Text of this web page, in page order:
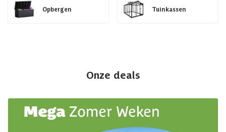
Opbergen Tuinkassen
Onze deals